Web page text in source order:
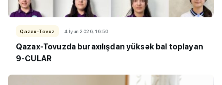
Qazax-Tovuz 4 İyun 2026, 16:50
Qazax-Tovuzda buraxılışdan yüksək bal toplayan
9-CULAR